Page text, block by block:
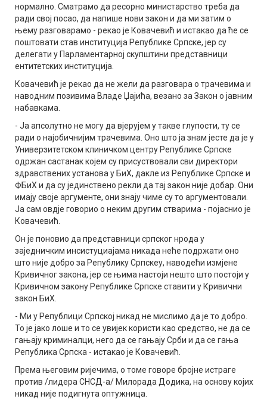
нормално. Сматрамо да ресорно министарство треба да
ради свој посао, да напише нови закон и да ми затим о
њему разговарамо - рекао је Ковачевић и истакао да ће се
поштовати став институција Републике Српске, јер су
делегати у Парламентарној скупштини представници
ентитетских институција.
Ковачевић је рекао да не жели да разговара о трачевима и
наводним позивима Владе Џајића, везано за Закон о јавним
набавкама.
- Ја апсолутно не могу да вјерујем у такве глупости, ту се
ради о најобичнијим трачевима. Оно што ја знам јесте да је у
Универзитетском клиничком центру Републике Српске
одржан састанак којем су присуствовали сви директори
здравствених установа у БиХ, дакле из Републике Српске и
ФБиХ и да су јединствено рекли да тај закон није добар. Они
имају своје аргументе, они знају чиме су то аргументовали.
Ја сам овдје говорио о неким другим стварима - појаснио је
Ковачевић.
Он је поновио да представници српског нрода у
заједничким инсистуциајама никада неће подржати оно
што није добро за Републику Српскеу, наводећи измјене
Кривичног закона, јер се њима настоји нешто што постоји у
Кривичном закону Републике Српске ставити у Кривични
закон БиХ.
- Ми у Републици Српској никад не мислимо да је то добро.
То је јако лоше и то се увијек користи као средство, не да се
гањају криминалци, него да се гањају Срби и да се гања
Република Српска - истакао је Ковачевић.
Према његовим ријечима, о томе говоре бројне истраге
против /лидера СНСД-а/ Милорада Додика, на основу којих
никад није подигнута оптужница.